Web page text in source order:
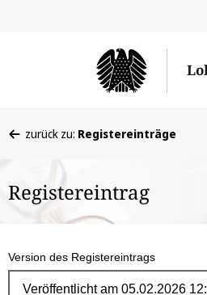
befinden
hier:
zurück zu: Registereinträge
Registereintrag
Version des Registereintrags